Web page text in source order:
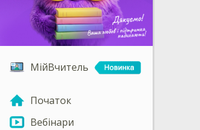
МійВчитель
Початок
Вебінари